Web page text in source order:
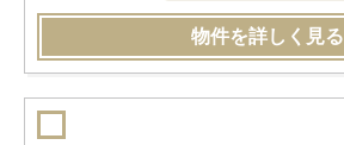
物件を詳しく見る